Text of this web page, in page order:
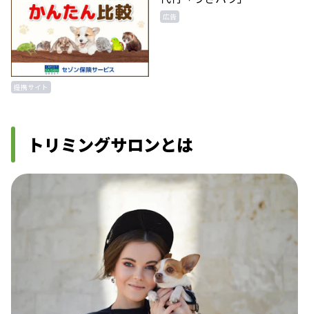
提携サイト
広告
トリミングサロンとは